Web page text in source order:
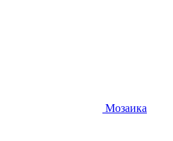
Мозаика